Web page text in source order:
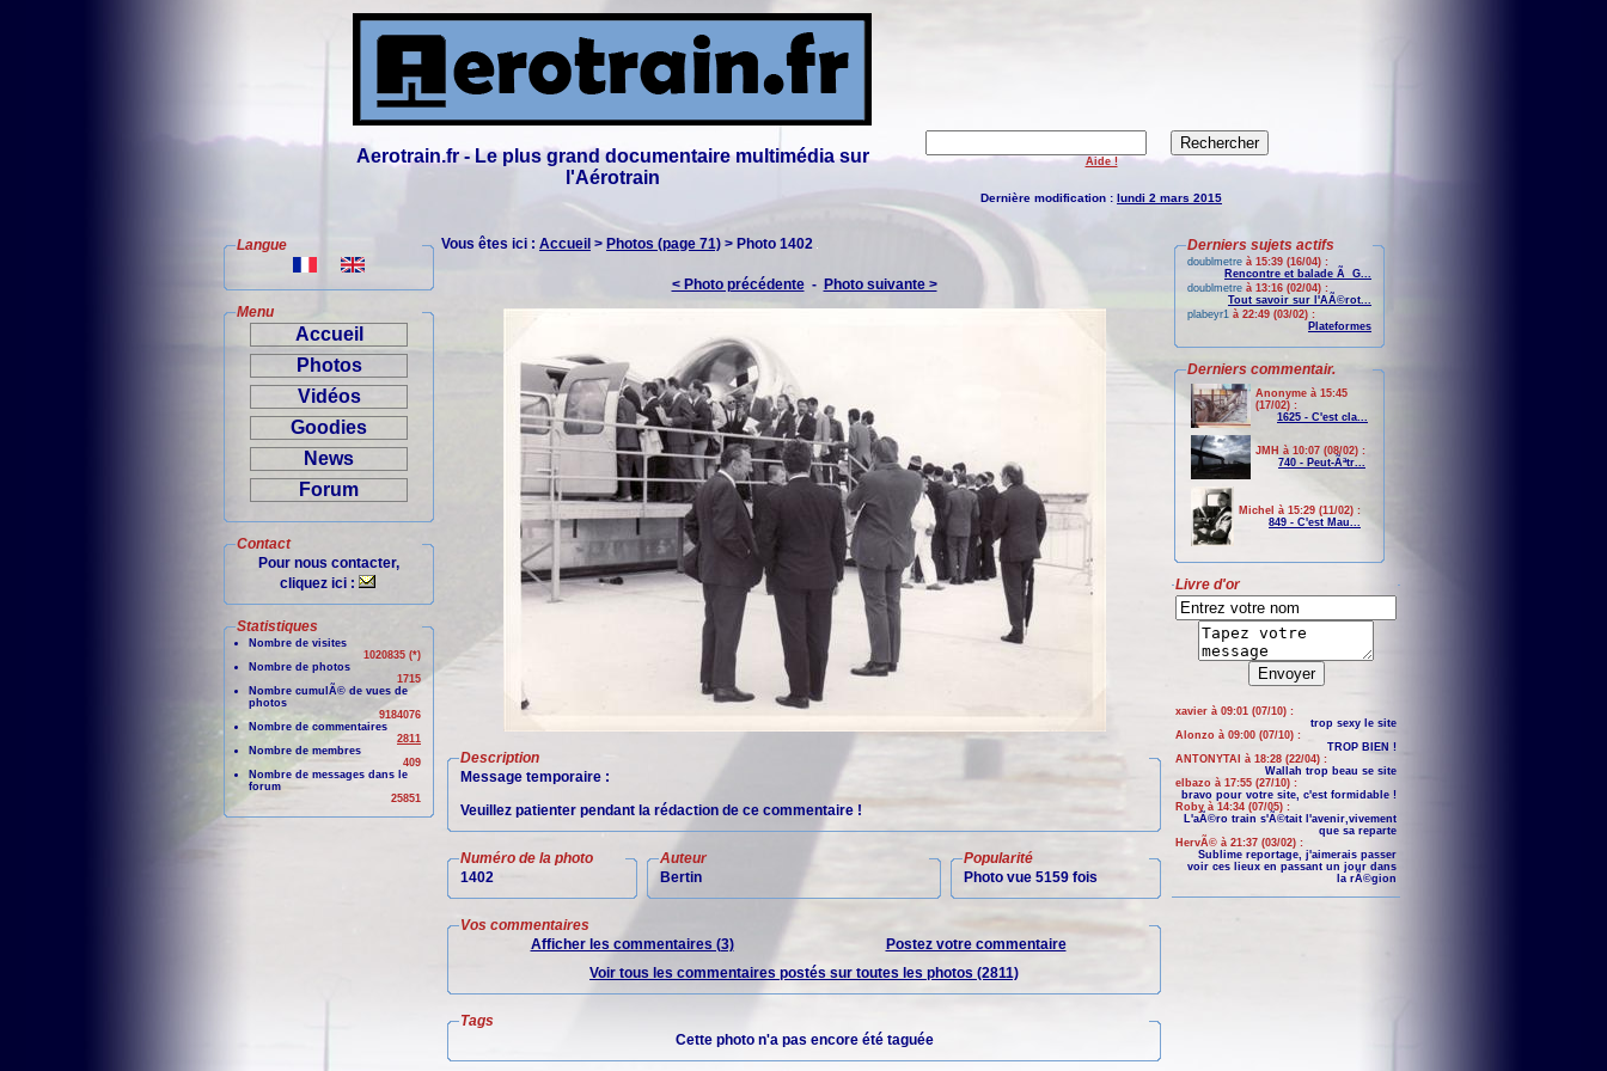
Aerotrain.fr - Le plus grand documentaire multimédia sur
l'Aérotrain
Aide !
Dernière modification : lundi 2 mars 2015
Langue
Menu
Accueil
Photos
Vidéos
Goodies
News
Forum
Contact
Pour nous contacter,
cliquez ici :
Statistiques
Nombre de visites
1020835 (*)
Nombre de photos
1715
Nombre cumulÃ© de vues de
photos
9184076
Nombre de commentaires
2811
Nombre de membres
409
Nombre de messages dans le
forum
25851
Vous êtes ici : Accueil > Photos (page 71) > Photo 1402
< Photo précédente- Photo suivante >
Description
Message temporaire :
Veuillez patienter pendant la rédaction de ce commentaire !
Numéro de la photo
1402
Auteur
Bertin
Popularité
Photo vue 5159 fois
Vos commentaires
Afficher les commentaires (3)
Postez votre commentaire
Voir tous les commentaires postés sur toutes les photos (2811)
Tags
Cette photo n'a pas encore été taguée
Derniers sujets actifs
doublmetre à 15:39 (16/04) :
Rencontre et balade Ã G...
doublmetre à 13:16 (02/04) :
Tout savoir sur l'AÃ©rot...
plabeyr1 à 22:49 (03/02) :
Plateformes
Derniers commentair.
Anonyme à 15:45
(17/02) :
1625 - C'est cla...
JMH à 10:07 (08/02) :
740 - Peut-Ãªtr...
Michel à 15:29 (11/02) :
849 - C'est Mau...
Livre d'or
xavier à 09:01 (07/10) :
trop sexy le site
Alonzo à 09:00 (07/10) :
TROP BIEN !
ANTONYTAI à 18:28 (22/04) :
Wallah trop beau se site
elbazo à 17:55 (27/10) :
bravo pour votre site, c'est formidable !
Roby à 14:34 (07/05) :
L'aÃ©ro train s'Ã©tait l'avenir,vivement
que sa reparte
HervÃ© à 21:37 (03/02) :
Sublime reportage, j'aimerais passer
voir ces lieux en passant un jour dans
la rÃ©gion